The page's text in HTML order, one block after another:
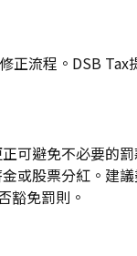
流程。DSB Tax
可避免不必要的
股票分紅。建
豁免罰則。